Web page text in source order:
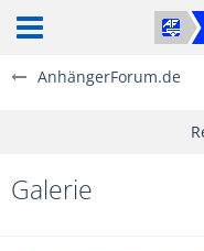
AnhängerForum.de
Galerie